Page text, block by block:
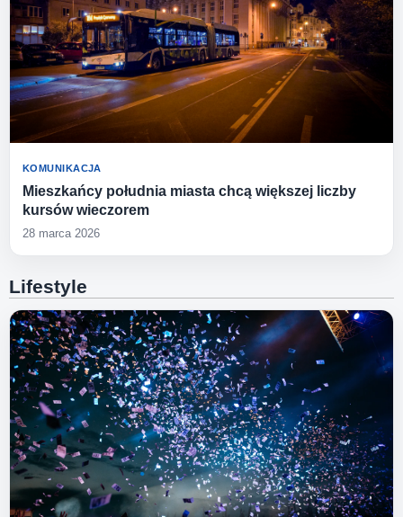
KOMUNIKACJA
Mieszkańcy południa miasta chcą większej liczby
kursów wieczorem
28 marca 2026
Lifestyle